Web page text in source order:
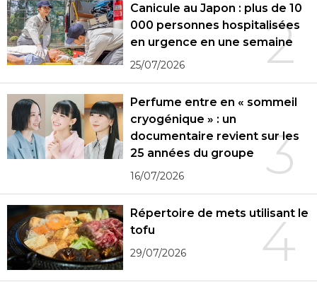
2
Canicule au Japon : plus de 10
000 personnes hospitalisées
en urgence en une semaine
25/07/2026
3
Perfume entre en « sommeil
cryogénique » : un
documentaire revient sur les
25 années du groupe
16/07/2026
4
Répertoire de mets utilisant le
tofu
29/07/2026